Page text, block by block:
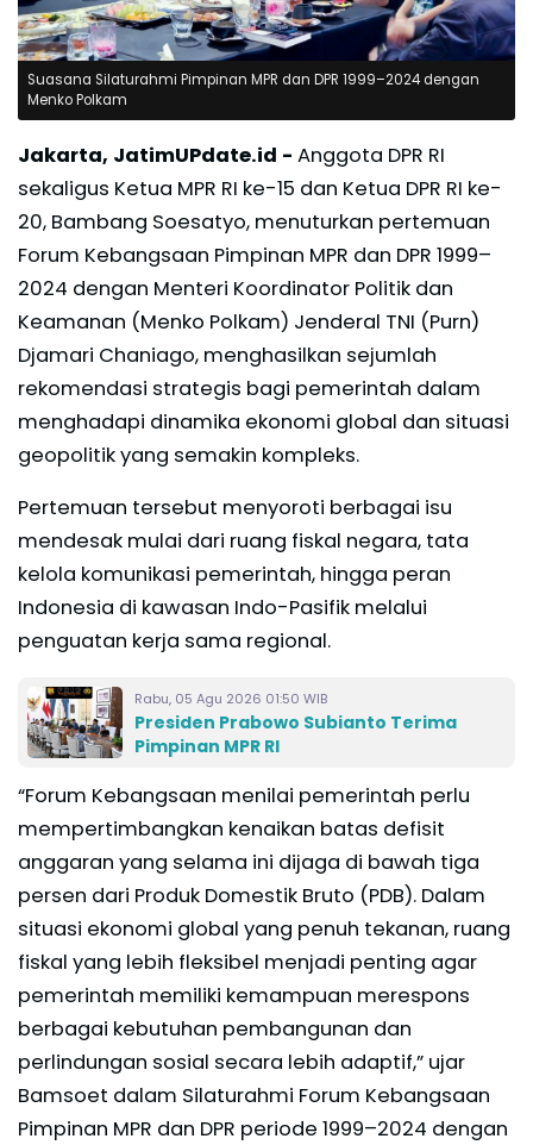
Suasana Silaturahmi Pimpinan MPR dan DPR 1999–2024 dengan
Menko Polkam
Jakarta, JatimUPdate.id - Anggota DPR RI
sekaligus Ketua MPR RI ke-15 dan Ketua DPR RI ke-
20, Bambang Soesatyo, menuturkan pertemuan
Forum Kebangsaan Pimpinan MPR dan DPR 1999–
2024 dengan Menteri Koordinator Politik dan
Keamanan (Menko Polkam) Jenderal TNI (Purn)
Djamari Chaniago, menghasilkan sejumlah
rekomendasi strategis bagi pemerintah dalam
menghadapi dinamika ekonomi global dan situasi
geopolitik yang semakin kompleks.
Pertemuan tersebut menyoroti berbagai isu
mendesak mulai dari ruang fiskal negara, tata
kelola komunikasi pemerintah, hingga peran
Indonesia di kawasan Indo-Pasifik melalui
penguatan kerja sama regional.
Rabu, 05 Agu 2026 01:50 WIB
Presiden Prabowo Subianto Terima
Pimpinan MPR RI
“Forum Kebangsaan menilai pemerintah perlu
mempertimbangkan kenaikan batas defisit
anggaran yang selama ini dijaga di bawah tiga
persen dari Produk Domestik Bruto (PDB). Dalam
situasi ekonomi global yang penuh tekanan, ruang
fiskal yang lebih fleksibel menjadi penting agar
pemerintah memiliki kemampuan merespons
berbagai kebutuhan pembangunan dan
perlindungan sosial secara lebih adaptif,” ujar
Bamsoet dalam Silaturahmi Forum Kebangsaan
Pimpinan MPR dan DPR periode 1999–2024 dengan